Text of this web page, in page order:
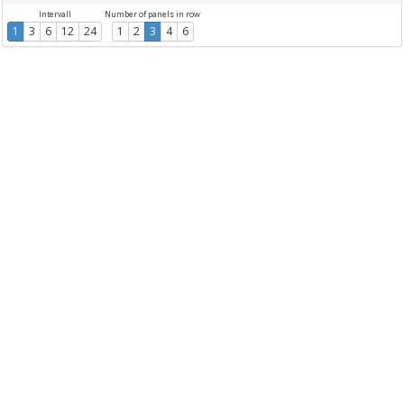
Intervall
1 3 6 12 24
Number of panels in row
1 2 3 4 6